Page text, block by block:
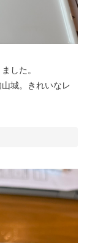
した。
城。きれいなレ